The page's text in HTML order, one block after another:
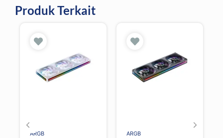
Produk Terkait
ARGB ARGB